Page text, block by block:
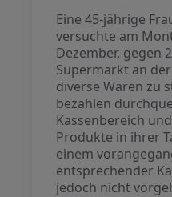
Eine 45-jährige
versuchte am
Dezember, gegen
Supermarkt an
diverse Waren zu
bezahlen
Kassenbereich
Produkte in ihrer
einem
entsprechender
jedoch nicht